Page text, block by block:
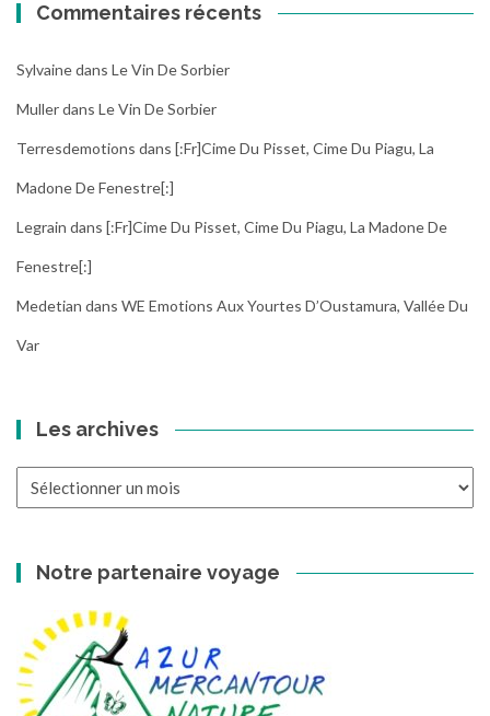
Commentaires récents
Sylvainedans Le Vin De Sorbier
Mullerdans Le Vin De Sorbier
Terresdemotions dans [:fr]Cime Du Pisset, Cime Du Piagu, La
Madone De Fenestre[:]
Legrain dans [:fr]Cime Du Pisset, Cime Du Piagu, La Madone De
Fenestre[:]
Medetian dans WE Emotions Aux Yourtes D’Oustamura, Vallée Du
Var
Les archives
Notre partenaire voyage